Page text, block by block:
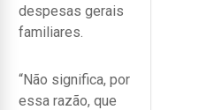
despesas gerais
familiares.
“Não significa, por
essa razão, que